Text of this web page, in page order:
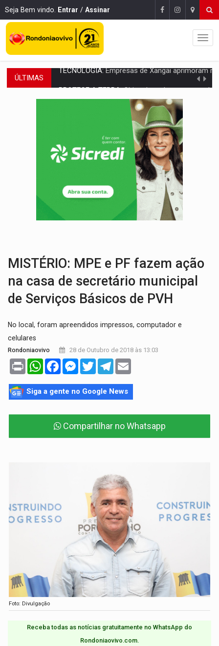
Seja Bem vindo. Entrar / Assinar
ÚLTIMAS China descobre como explodir asteroide com
VÍDEO:Motociclista morre após bater na traseira de
Essa receita com frango virou o meu
EMPREENDEDORISMO: 7 negócios que podem começar com pouco dinheiro e
GIGANTE DA AMÉRICA: Brasil reúne dimensão continental e posição
10 dicas importantes para quem quer
VARCENA:Cientistas descobrem nova espécie de rã em florestas
BARGANHA: Vai comprar celular usado? Veja como consultar o
MISTÉRIO: MPE e PF fazem ação
na casa de secretário municipal
de Serviços Básicos de PVH
No local, foram apreendidos impressos, computador e
celulares
Rondoniaovivo 28 de Outubro de 2018 às 13:03
Print WhatsAppFacebookMessenger
TwitterTelegram
Siga a gente no Google News
Compartilhar no Whatsapp
Foto: Divulgação
Receba todas as notícias gratuitamente no WhatsApp do
Rondoniaovivo.com.​